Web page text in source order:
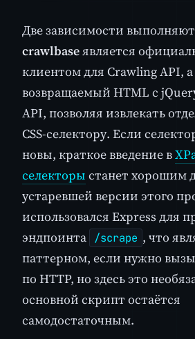
Две зависимости
crawlbaseявляется
клиентом для Crawling API, а
возвращаемый HTML с
API, позволяя извлекать
CSS-селектору. Если
новы, краткое введение в
селекторы станет хорошим
устаревшей версии этого
использовался Express для
эндпоинта
/scrape , что
паттерном, если нужно
по HTTP, но здесь это
основной скрипт остаётся
самодостаточным.